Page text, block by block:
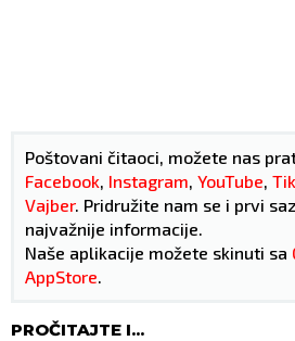
Poštovani čitaoci, možete nas
Facebook, Instagram, YouTube,
Vajber. Pridružite nam se i prvi
najvažnije informacije.
Naše aplikacije možete skinuti sa
AppStore.
PROČITAJTE I...